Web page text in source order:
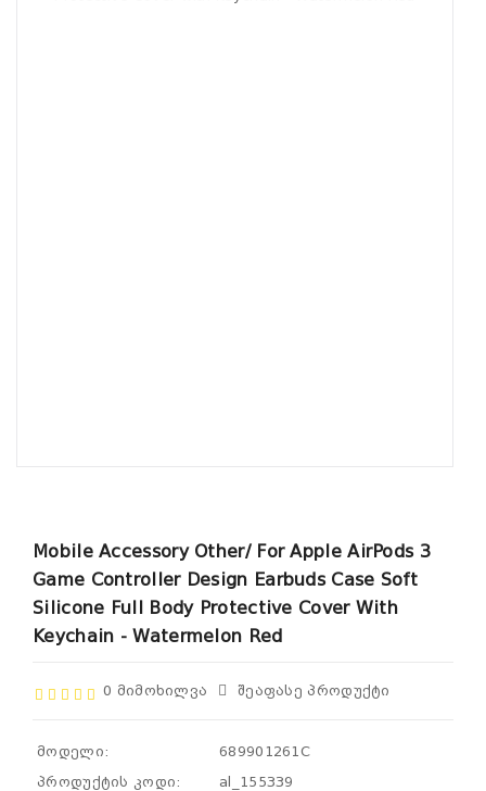
Mobile Accessory Other/ For Apple AirPods 3
Game Controller Design Earbuds Case Soft
Silicone Full Body Protective Cover With
Keychain - Watermelon Red
0 Მიმოხილვა Შეაფასე Პროდუქტი
მოდელი:
689901261C
პროდუქტის კოდი:
al_155339